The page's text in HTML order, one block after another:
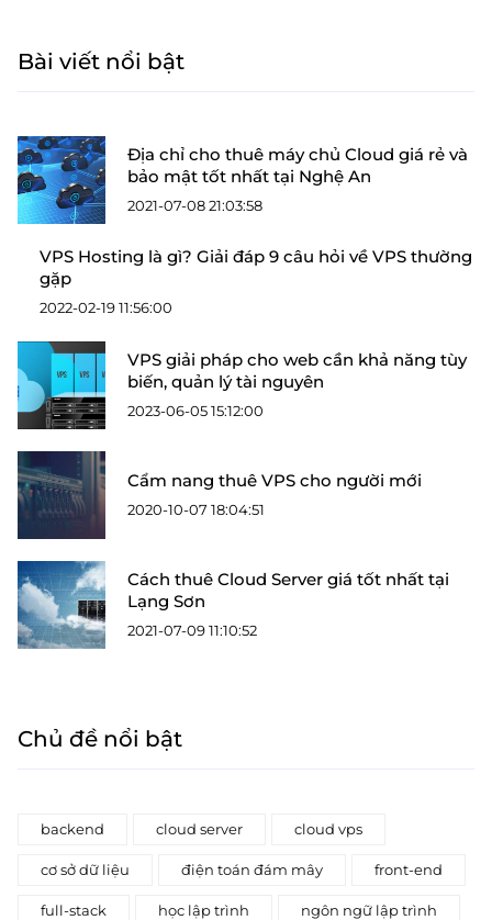
Bài viết nổi bật
Địa chỉ cho thuê máy chủ Cloud giá rẻ và
bảo mật tốt nhất tại Nghệ An
2021-07-08 21:03:58
VPS Hosting là gì? Giải đáp 9 câu hỏi về VPS thường
gặp
2022-02-19 11:56:00
VPS giải pháp cho web cần khả năng tùy
biến, quản lý tài nguyên
2023-06-05 15:12:00
Cẩm nang thuê VPS cho người mới
2020-10-07 18:04:51
Cách thuê Cloud Server giá tốt nhất tại
Lạng Sơn
2021-07-09 11:10:52
Chủ đề nổi bật
backend cloud server cloud vps
cơ sở dữ liệu điện toán đám mây front-end
full-stack học lập trình ngôn ngữ lập trình